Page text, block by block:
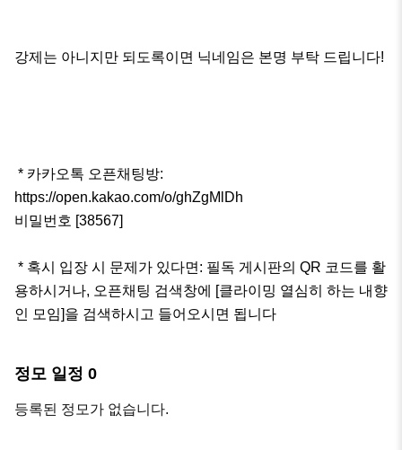
강제는 아니지만 되도록이면 닉네임은 본명 부탁 드립니다!
https://open.kakao.com/o/ghZgMlDh
비밀번호 [38567]
용하시거나, 오픈채팅 검색창에 [클라이밍 열심히 하는 내향
인 모임]을 검색하시고 들어오시면 됩니다
정모 일정 0
등록된 정모가 없습니다.